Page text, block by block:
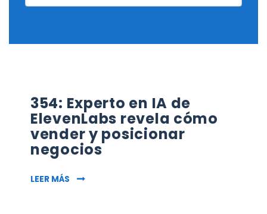
354: Experto en IA de
ElevenLabs revela cómo
vender y posicionar
negocios
LEER MÁS 354: EXPERTO EN IA DE ELEVENLABS REVELA